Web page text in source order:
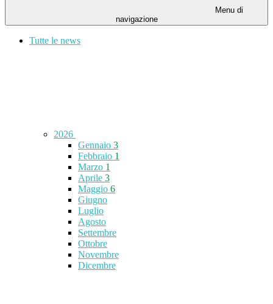
Menu di
navigazione
Tutte le news
2026
Gennaio 3
Febbraio 1
Marzo 1
Aprile 3
Maggio 6
Giugno
Luglio
Agosto
Settembre
Ottobre
Novembre
Dicembre